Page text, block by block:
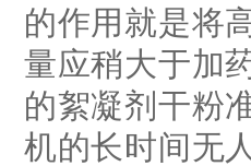
的作用就是将
量应稍大于加
的絮凝剂干粉
机的长时间无